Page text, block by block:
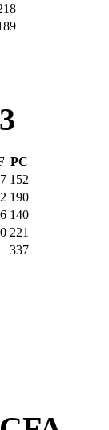
PC
152
190
140
221
337